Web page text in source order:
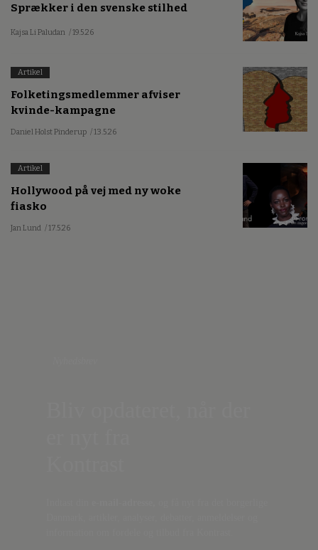
Sprækker i den svenske stilhed
Kajsa Li Paludan / 19.5.26
Artikel
Folketingsmedlemmer afviser
kvinde-kampagne
Daniel Holst Pinderup / 13.5.26
Artikel
Hollywood på vej med ny woke
fiasko
Jan Lund / 17.5.26